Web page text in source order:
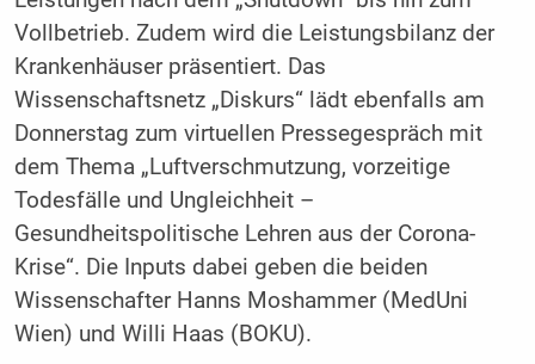
Vollbetrieb. Zudem wird die Leistungsbilanz der
Krankenhäuser präsentiert. Das
Wissenschaftsnetz „Diskurs“ lädt ebenfalls am
Donnerstag zum virtuellen Pressegespräch mit
dem Thema „Luftverschmutzung, vorzeitige
Todesfälle und Ungleichheit –
Gesundheitspolitische Lehren aus der Corona-
Krise“. Die Inputs dabei geben die beiden
Wissenschafter Hanns Moshammer (MedUni
Wien) und Willi Haas (BOKU).